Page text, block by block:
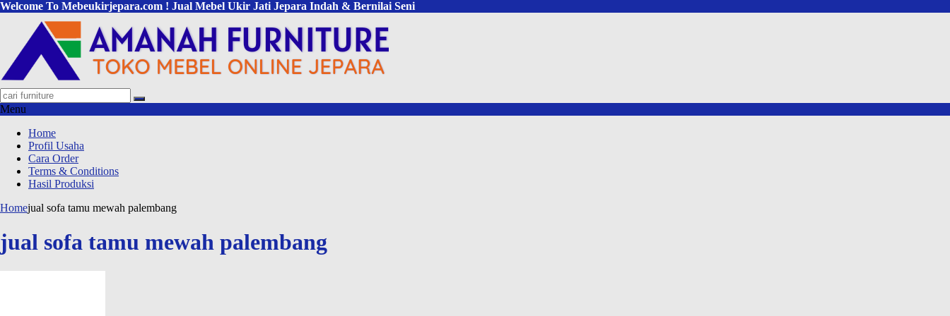
Welcome To Mebeukirjepara.com ! Jual Mebel Ukir Jati Jepara Indah & Bernilai Seni
Menu
Home
Profil Usaha
Cara Order
Terms & Conditions
Hasil Produksi
Homejual sofa tamu mewah palembang
jual sofa tamu mewah palembang